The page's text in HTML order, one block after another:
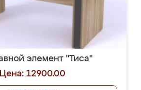
элемент "Тиса"
Цена: 12900.00